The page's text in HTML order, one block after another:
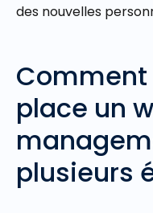
des nouvelles
place un
plusieurs